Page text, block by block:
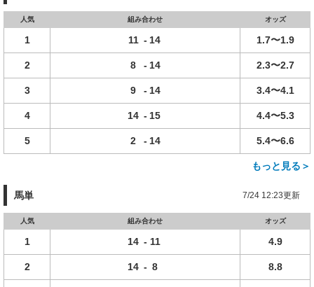
人気 組み合わせ オッズ
1 11 - 14 1.7〜1.9
2 8 - 14 2.3〜2.7
3 9 - 14 3.4〜4.1
4 14 - 15 4.4〜5.3
5 2 - 14 5.4〜6.6
もっと見る＞
馬単 7/24 12:23更新
人気 組み合わせ オッズ
1 14 - 11 4.9
2 14 - 8 8.8